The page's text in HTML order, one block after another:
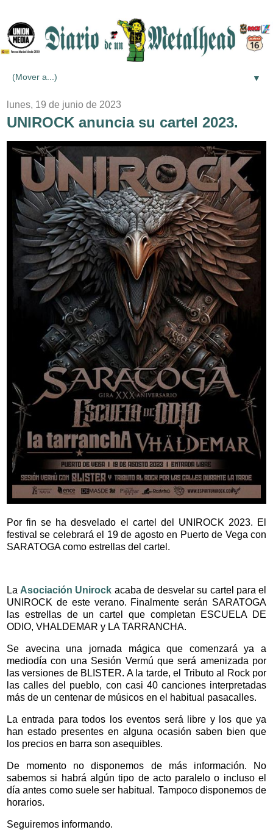
▼
lunes, 19 de junio de 2023
UNIROCK anuncia su cartel 2023.
Por fin se ha desvelado el cartel del UNIROCK 2023. El
festival se celebrará el 19 de agosto en Puerto de Vega con
SARATOGA como estrellas del cartel.
La Asociación Unirock acaba de desvelar su cartel para el
UNIROCK de este verano. Finalmente serán SARATOGA
las estrellas de un cartel que completan ESCUELA DE
ODIO, VHALDEMAR y LA TARRANCHA.
Se avecina una jornada mágica que comenzará ya a
mediodía con una Sesión Vermú que será amenizada por
las versiones de BLISTER. A la tarde, el Tributo al Rock por
las calles del pueblo, con casi 40 canciones interpretadas
más de un centenar de músicos en el habitual pasacalles.
La entrada para todos los eventos será libre y los que ya
han estado presentes en alguna ocasión saben bien que
los precios en barra son asequibles.
De momento no disponemos de más información. No
sabemos si habrá algún tipo de acto paralelo o incluso el
día antes como suele ser habitual. Tampoco disponemos de
horarios.
Seguiremos informando.